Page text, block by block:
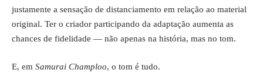
justamente a sensação de distanciamento em relação ao material
original. Ter o criador participando da adaptação aumenta as
chances de fidelidade — não apenas na história, mas no tom.
E, em Samurai Champloo, o tom é tudo.